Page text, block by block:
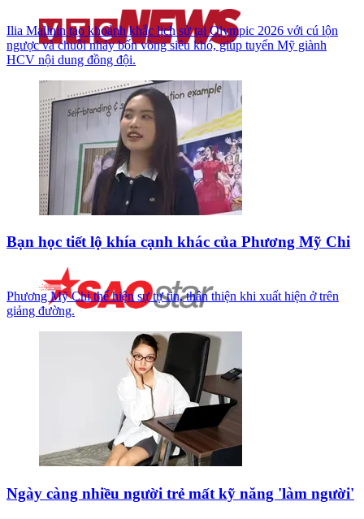
Ilia Malinin tạo khoảnh khắc lịch sử tại Olympic 2026 với cú lộn
ngược và chuỗi nhảy bốn vòng siêu khó, giúp tuyển Mỹ giành
HCV nội dung đồng đội.
Bạn học tiết lộ khía cạnh khác của Phương Mỹ Chi
Phương Mỹ Chi thể hiện sự tự tin, thân thiện khi xuất hiện ở trên
giảng đường.
Ngày càng nhiều người trẻ mất kỹ năng 'làm người'